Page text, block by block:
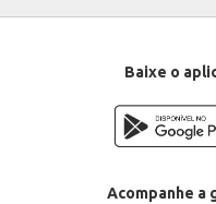
Baixe o
Acompanhe a